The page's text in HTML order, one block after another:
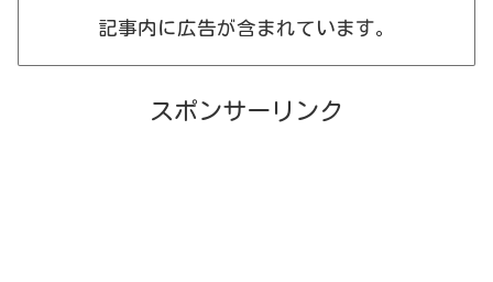
記事内に広告が含まれています。
スポンサーリンク